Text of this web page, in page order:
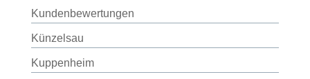
Kundenbewertungen
Künzelsau
Kuppenheim